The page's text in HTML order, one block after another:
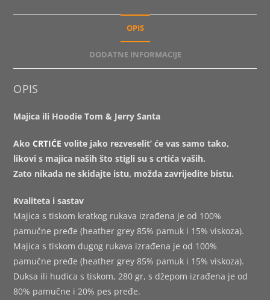
OPIS
DODATNE INFORMACIJE
OPIS
Majica ili Hoodie Tom & Jerry Santa
Ako CRTIĆE volite jako rezveselit’ će vas samo tako,
likovi s majica naših što stigli su s crtića vaših.
Zato nikada ne skidajte istu, možda zavrijedite bistu.
Kvaliteta i sastav
Majica s tiskom kratkog rukava izrađena je od 100%
pamučne pređe (heather grey 85% pamuk i 15% viskoza).
Majica s tiskom dugog rukava izrađena je od 100%
pamučne pređe (heather grey 85% pamuk i 15% viskoza).
Duksa ili hudica s tiskom, 280 gr, s džepom izrađena je od
80% pamučne i 20% pes pređe.